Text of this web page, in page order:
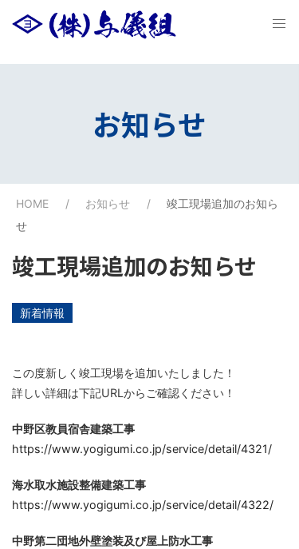
お知らせ
HOME お知らせ
竣工現場追加のお知ら
せ
竣工現場追加のお知らせ
新着情報
この度新しく竣工現場を追加いたしました！
詳しい詳細は下記URLからご確認ください！
中野区教員宿舎建築工事
https://www.yogigumi.co.jp/service/detail/4321/
海水取水施設整備建築工事
https://www.yogigumi.co.jp/service/detail/4322/
中野第二団地外壁塗装及び屋上防水工事